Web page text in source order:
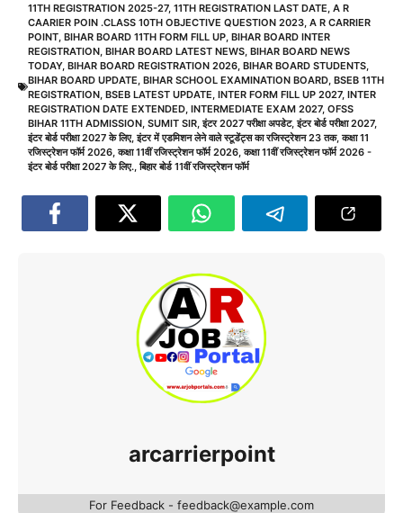
11TH REGISTRATION 2025-27, 11TH REGISTRATION LAST DATE, A R
CAARIER POIN .CLASS 10TH OBJECTIVE QUESTION 2023, A R CARRIER
POINT, BIHAR BOARD 11TH FORM FILL UP, BIHAR BOARD INTER
REGISTRATION, BIHAR BOARD LATEST NEWS, BIHAR BOARD NEWS
TODAY, BIHAR BOARD REGISTRATION 2026, BIHAR BOARD STUDENTS,
BIHAR BOARD UPDATE, BIHAR SCHOOL EXAMINATION BOARD, BSEB 11TH
REGISTRATION, BSEB LATEST UPDATE, INTER FORM FILL UP 2027, INTER
REGISTRATION DATE EXTENDED, INTERMEDIATE EXAM 2027, OFSS
BIHAR 11TH ADMISSION, SUMIT SIR,इंटर 2027 परीक्षा अपडेट,इंटर बोर्ड परीक्षा 2027,
इंटर बोर्ड परीक्षा 2027 के लिए,इंटर में एडमिशन लेने वाले स्टूडेंट्स का रजिस्ट्रेशन 23 तक,कक्षा 11
रजिस्ट्रेशन फॉर्म 2026,कक्षा 11वीं रजिस्ट्रेशन फॉर्म 2026,कक्षा 11वीं रजिस्ट्रेशन फॉर्म 2026 -
इंटर बोर्ड परीक्षा 2027 के लिए.,बिहार बोर्ड 11वीं रजिस्ट्रेशन फॉर्म
arcarrierpoint
For Feedback - feedback@example.com